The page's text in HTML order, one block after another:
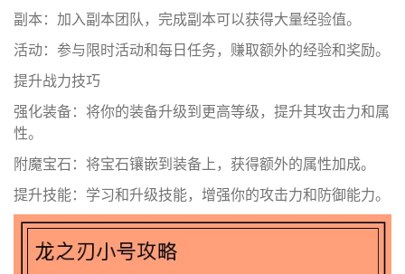
副本：加入副本团队，完成副本可以获得大量经验值。
活动：参与限时活动和每日任务，赚取额外的经验和奖励。
提升战力技巧
强化装备：将你的装备升级到更高等级，提升其攻击力和属
性。
附魔宝石：将宝石镶嵌到装备上，获得额外的属性加成。
提升技能：学习和升级技能，增强你的攻击力和防御能力。